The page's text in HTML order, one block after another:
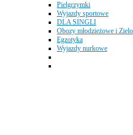
Pielgrzymki
Wyjazdy sportowe
DLA SINGLI
Obozy młodzieżowe i
Egzotyka
Wyjazdy nurkowe